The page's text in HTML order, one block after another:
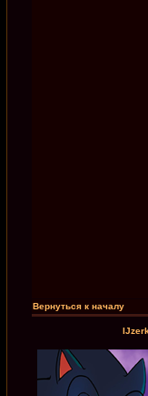
Вернуться к началу